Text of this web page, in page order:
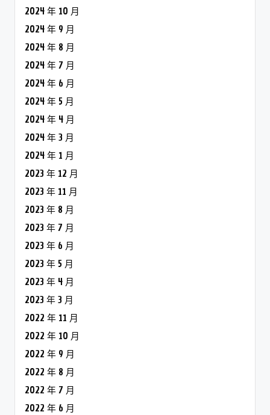
2024 年 10 月
2024 年 9 月
2024 年 8 月
2024 年 7 月
2024 年 6 月
2024 年 5 月
2024 年 4 月
2024 年 3 月
2024 年 1 月
2023 年 12 月
2023 年 11 月
2023 年 8 月
2023 年 7 月
2023 年 6 月
2023 年 5 月
2023 年 4 月
2023 年 3 月
2022 年 11 月
2022 年 10 月
2022 年 9 月
2022 年 8 月
2022 年 7 月
2022 年 6 月